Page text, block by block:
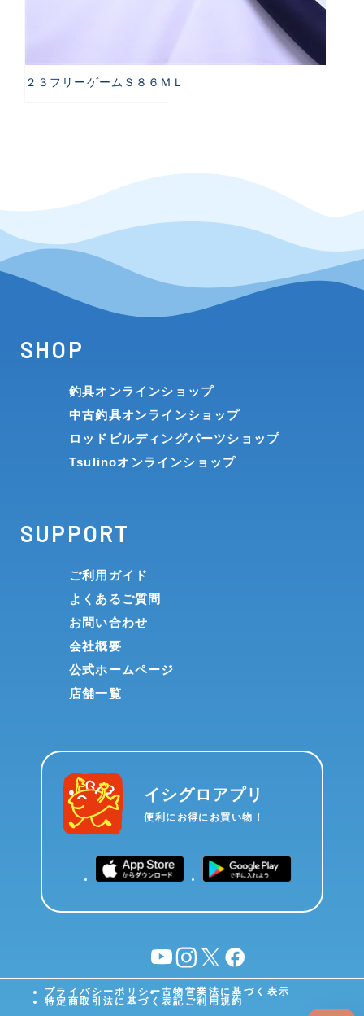
２３フリーゲームＳ８６ＭＬ
SHOP
釣具オンラインショップ
中古釣具オンラインショップ
ロッドビルディングパーツショップ
Tsulinoオンラインショップ
SUPPORT
ご利用ガイド
よくあるご質問
お問い合わせ
会社概要
公式ホームページ
店舗一覧
イシグロアプリ
便利にお得にお買い物！
YouTubeinstagram
X facebook
プライバシーポリシー古物営業法に基づく表示
特定商取引法に基づく表記 ご利用規約